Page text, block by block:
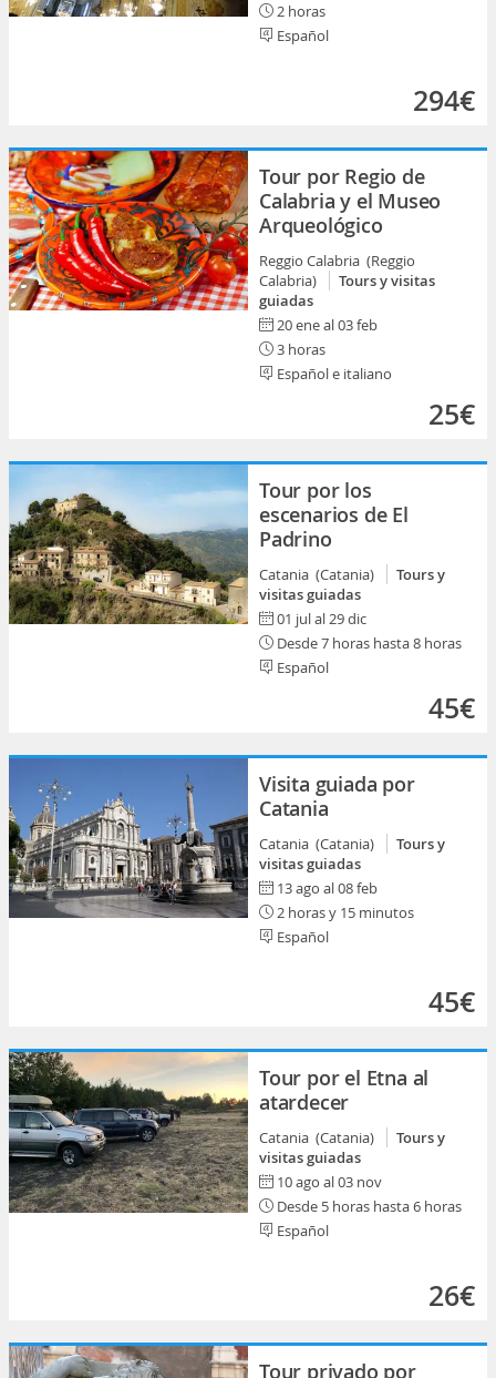
2 horas
Español
294€
Tour por Regio de
Calabria y el Museo
Arqueológico
Reggio Calabria (Reggio
Calabria)
Tours y visitas
guiadas
20 ene al 03 feb
3 horas
Español e italiano
25€
Tour por los
escenarios de El
Padrino
Catania (Catania)
Tours y
visitas guiadas
01 jul al 29 dic
Desde 7 horas hasta 8 horas
Español
45€
Visita guiada por
Catania
Catania (Catania)
Tours y
visitas guiadas
13 ago al 08 feb
2 horas y 15 minutos
Español
45€
Tour por el Etna al
atardecer
Catania (Catania)
Tours y
visitas guiadas
10 ago al 03 nov
Desde 5 horas hasta 6 horas
Español
26€
Tour privado por